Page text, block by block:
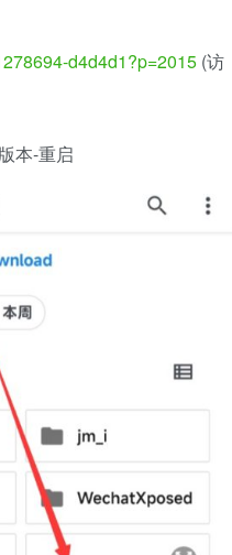
d4d4d1?p=2015 (访
本-重启